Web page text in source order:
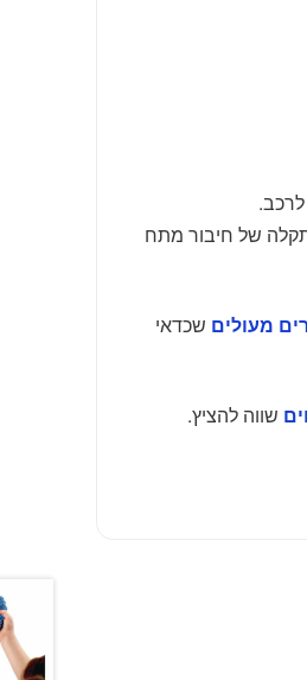
של חיבור מתח
מעולים שכדאי
שווה להציץ.